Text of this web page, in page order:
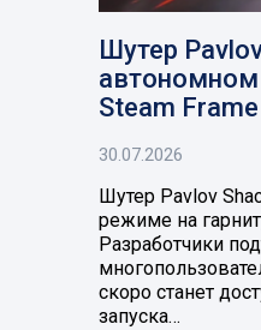
Шутер
автономном
Steam Frame
30.07.2026
Шутер Pavlov
режиме на
Разработчики
скоро станет
запуска…